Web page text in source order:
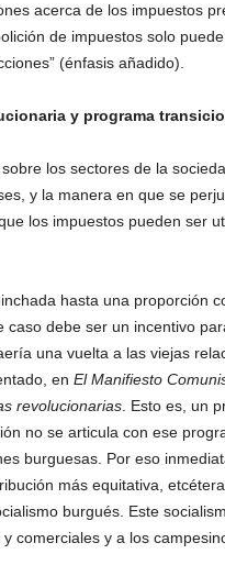
acerca de los impuestos
de impuestos solo
(énfasis añadido).
y programa
los sectores de la
y la manera en que se
los impuestos pueden ser
hasta una proporción
debe ser un incentivo
una vuelta a las viejas
en El Manifiesto
revolucionarias. Esto es, un
no se articula con ese
burguesas. Por eso
más equitativa,
burgués. Este
comerciales y a los